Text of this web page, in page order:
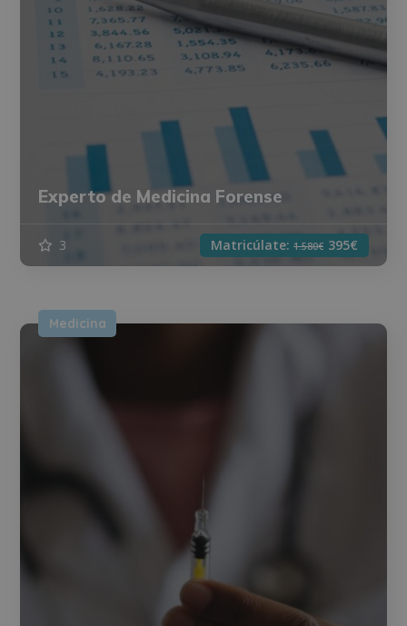
Experto de Medicina Forense
3 Matricúlate: 1.580€ 395€
Medicina